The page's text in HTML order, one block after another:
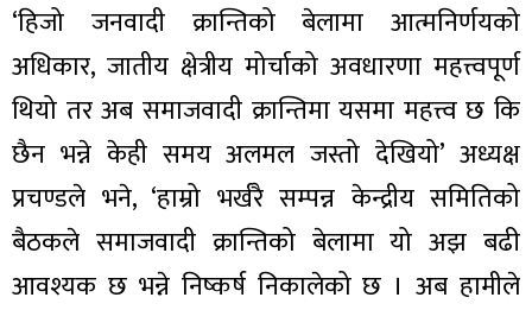
‘हिजो जनवादी क्रान्तिको बेलामा आत्मनिर्णयको
अधिकार, जातीय क्षेत्रीय मोर्चाको अवधारणा महत्त्वपूर्ण
थियो तर अब समाजवादी क्रान्तिमा यसमा महत्त्व छ कि
छैन भन्ने केही समय अलमल जस्तो देखियो’ अध्यक्ष
प्रचण्डले भने, ‘हाम्रो भर्खरै सम्पन्न केन्द्रीय समितिको
बैठकले समाजवादी क्रान्तिको बेलामा यो अझ बढी
आवश्यक छ भन्ने निष्कर्ष निकालेको छ । अब हामीले